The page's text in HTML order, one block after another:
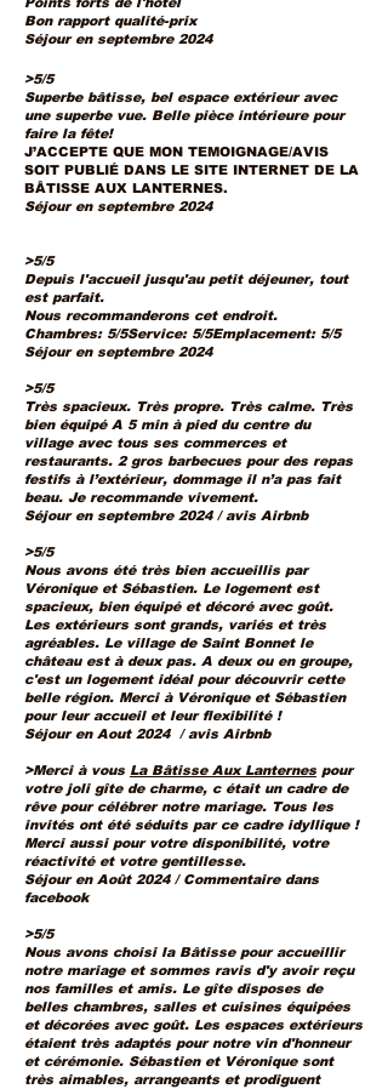
Bon rapport qualité-prix
Séjour en septembre 2024
>5/5
Superbe bâtisse, bel espace extérieur avec
une superbe vue. Belle pièce intérieure pour
faire la fête!
J’ACCEPTE QUE MON TEMOIGNAGE/AVIS
SOIT PUBLIÉ DANS LE SITE INTERNET DE LA
BÂTISSE AUX LANTERNES.
Séjour en septembre 2024
>5/5
Depuis l'accueil jusqu'au petit déjeuner, tout
est parfait.
Nous recommanderons cet endroit.
Chambres: 5/5Service: 5/5Emplacement: 5/5
Séjour en septembre 2024
>5/5
Très spacieux. Très propre. Très calme. Très
bien équipé A 5 min à pied du centre du
village avec tous ses commerces et
restaurants. 2 gros barbecues pour des repas
festifs à l’extérieur, dommage il n’a pas fait
beau. Je recommande vivement.
Séjour en septembre 2024 / avis Airbnb
>5/5
Nous avons été très bien accueillis par
Véronique et Sébastien. Le logement est
spacieux, bien équipé et décoré avec goût.
Les extérieurs sont grands, variés et très
agréables. Le village de Saint Bonnet le
château est à deux pas. A deux ou en groupe,
c'est un logement idéal pour découvrir cette
belle région. Merci à Véronique et Sébastien
pour leur accueil et leur flexibilité !
Séjour en Aout 2024 / avis Airbnb
>Merci à vous La Bâtisse Aux Lanternes pour
votre joli gîte de charme, c était un cadre de
rêve pour célébrer notre mariage. Tous les
invités ont été séduits par ce cadre idyllique !
Merci aussi pour votre disponibilité, votre
réactivité et votre gentillesse.
Séjour en Août 2024 / Commentaire dans
facebook
>5/5
Nous avons choisi la Bâtisse pour accueillir
notre mariage et sommes ravis d'y avoir reçu
nos familles et amis. Le gîte disposes de
belles chambres, salles et cuisines équipées
et décorées avec goût. Les espaces extérieurs
étaient très adaptés pour notre vin d'honneur
et cérémonie. Sébastien et Véronique sont
très aimables, arrangeants et prodiguent